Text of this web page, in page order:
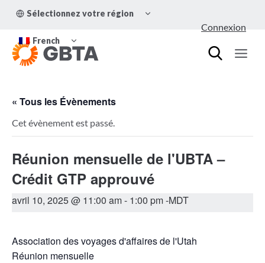
Sélectionnez votre région
LE
French
LE
MENU
ENFANT
Connexion
« Tous les Évènements
Cet évènement est passé.
Réunion mensuelle de l'UBTA –
Crédit GTP approuvé
avril 10, 2025 @ 11:00 am- 1:00 pm-MDT
Association des voyages d'affaires de l'Utah
Réunion mensuelle